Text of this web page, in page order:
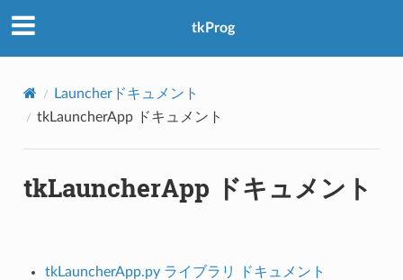
tkProg
Launcherドキュメント
tkLauncherApp ドキュメント
tkLauncherApp ドキュメント
tkLauncherApp.py ライブラリ ドキュメント
アクセス数：0